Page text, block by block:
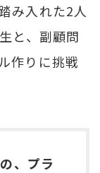
み入れた2人
と、副顧問
作りに挑戦
、プラ